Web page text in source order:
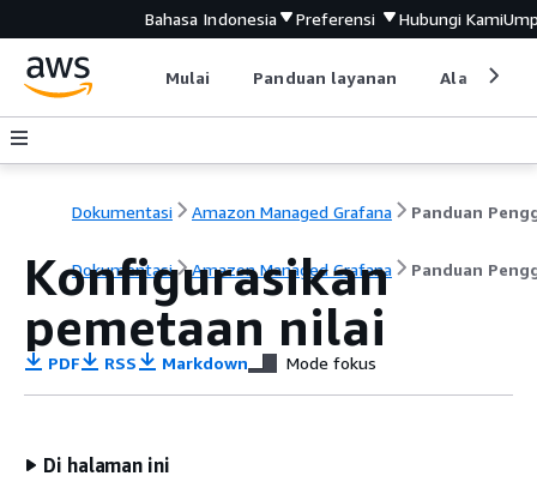
Bahasa Indonesia Preferensi Hubungi Kami
Mulai Panduan layanan Alat
Dokumentasi Amazon Managed Grafana
Dokumentasi Amazon Managed Grafana Panduan
Konfigurasikan
pemetaan nilai
PDF RSS Markdown Mode fokus
Di halaman ini